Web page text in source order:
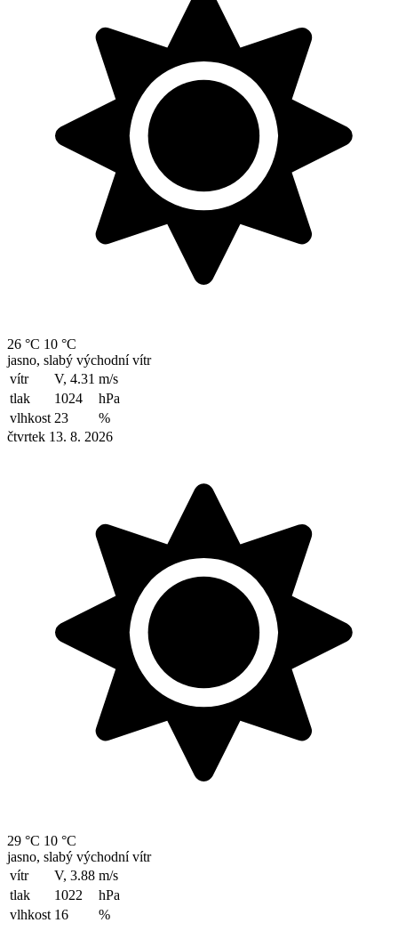
26 °C 10 °C
jasno, slabý východní vítr
vítr
V, 4.31 m/s
tlak
1024
hPa
vlhkost 23
%
čtvrtek 13. 8. 2026
29 °C 10 °C
jasno, slabý východní vítr
vítr
V, 3.88 m/s
tlak
1022
hPa
vlhkost 16 %